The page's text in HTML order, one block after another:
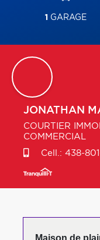
1 GARAGE
JONATHAN
COURTIER
COMMERCIAL
Cell.: 438-
Maison de